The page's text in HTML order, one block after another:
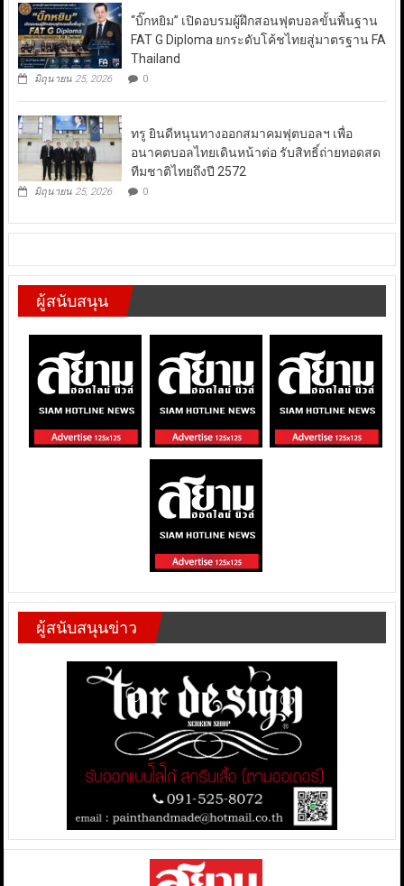
“บิ๊กหยิม” เปิดอบรมผู้ฝึกสอนฟุตบอลขั้นพื้นฐาน
FAT G Diploma ยกระดับโค้ชไทยสู่มาตรฐาน FA
Thailand
มิถุนายน 25, 2026 0
ทรู ยินดีหนุนทางออกสมาคมฟุตบอลฯ เพื่อ
อนาคตบอลไทยเดินหน้าต่อ รับสิทธิ์ถ่ายทอดสด
ทีมชาติไทยถึงปี 2572
มิถุนายน 25, 2026 0
ผู้สนับสนุน
ผู้สนับสนุนข่าว